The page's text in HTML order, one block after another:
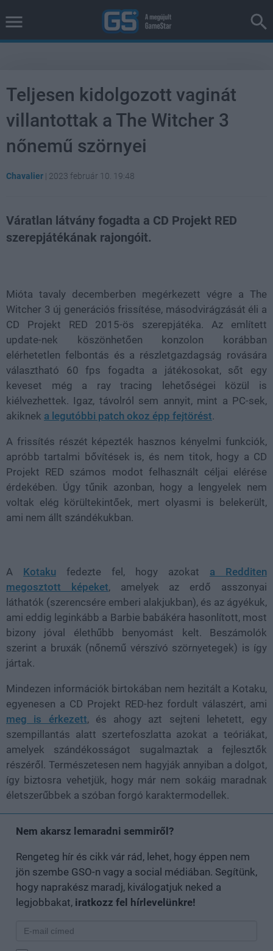
Teljesen kidolgozott vaginát
villantottak a The Witcher 3
nőnemű szörnyei
Chavalier | 2023 február 10. 19:48
Váratlan látvány fogadta a CD Projekt RED
szerepjátékának rajongóit.
Mióta tavaly decemberben megérkezett végre a The
Witcher 3 új generációs frissítése, másodvirágzását éli a
CD Projekt RED 2015-ös szerepjátéka. Az említett
update-nek köszönhetően konzolon korábban
elérhetetlen felbontás és a részletgazdagság rovására
választható 60 fps fogadta a játékosokat, sőt egy
keveset még a ray tracing lehetőségei közül is
kiélvezhettek. Igaz, távolról sem annyit, mint a PC-sek,
akiknek a legutóbbi patch okoz épp fejtörést.
A frissítés részét képezték hasznos kényelmi funkciók,
apróbb tartalmi bővítések is, és nem titok, hogy a CD
Projekt RED számos modot felhasznált céljai elérése
érdekében. Úgy tűnik azonban, hogy a lengyelek nem
voltak elég körültekintőek, mert olyasmi is belekerült,
ami nem állt szándékukban.
A Kotaku fedezte fel, hogy azokat a Redditen
megosztott képeket, amelyek az erdő asszonyai
láthatók (szerencsére emberi alakjukban), és az ágyékuk,
ami eddig leginkább a Barbie babákéra hasonlított, most
bizony jóval élethűbb benyomást kelt. Beszámolók
szerint a bruxák (nőnemű vérszívó szörnyetegek) is így
jártak.
Mindezen információk birtokában nem hezitált a Kotaku,
egyenesen a CD Projekt RED-hez fordult válaszért, ami
meg is érkezett, és ahogy azt sejteni lehetett, egy
szempillantás alatt szertefoszlatta azokat a teóriákat,
amelyek szándékosságot sugalmaztak a fejlesztők
részéről. Természetesen nem hagyják annyiban a dolgot,
így biztosra vehetjük, hogy már nem sokáig maradnak
életszerűbbek a szóban forgó karaktermodellek.
Nem akarsz lemaradni semmiről?
Rengeteg hír és cikk vár rád, lehet, hogy éppen nem
jön szembe GSO-n vagy a social médiában. Segítünk,
hogy naprakész maradj, kiválogatjuk neked a
legjobbakat, iratkozz fel hírlevelünkre!